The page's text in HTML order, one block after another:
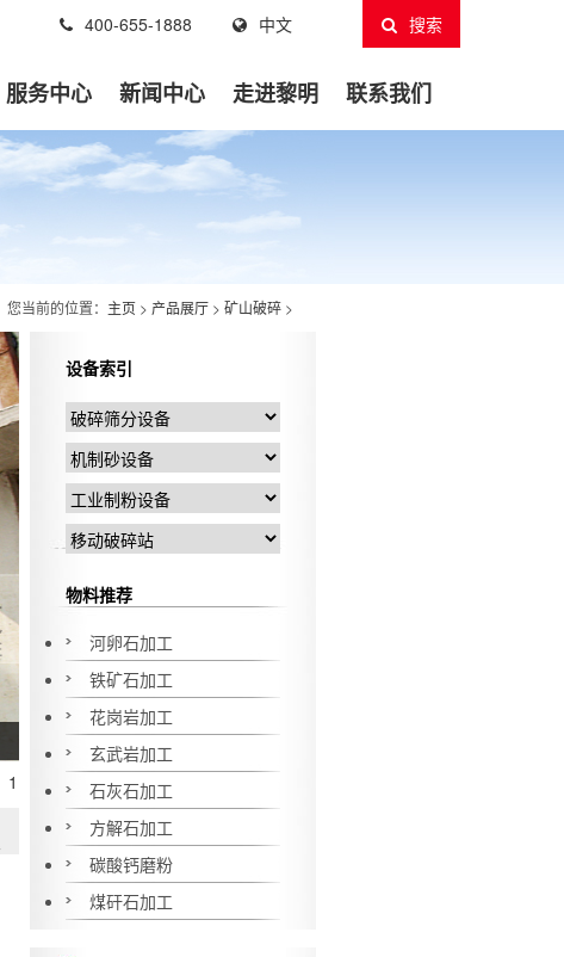
400-655-1888 中文 搜索
服务中心 新闻中心 走进黎明 联系我们
您当前的位置： 主页 > 产品展厅 > 矿山破碎 >
1
设备索引
物料推荐
河卵石加工
铁矿石加工
花岗岩加工
玄武岩加工
石灰石加工
方解石加工
碳酸钙磨粉
煤矸石加工